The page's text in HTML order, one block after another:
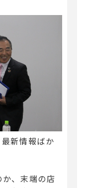
新情報ばか
か、末端の店